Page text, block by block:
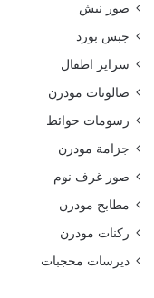
صور نيش
جبس بورد
سراير اطفال
صالونات مودرن
رسومات حوائط
جزامة مودرن
صور غرف نوم
مطابخ مودرن
ركنات مودرن
ديرسات محجبات